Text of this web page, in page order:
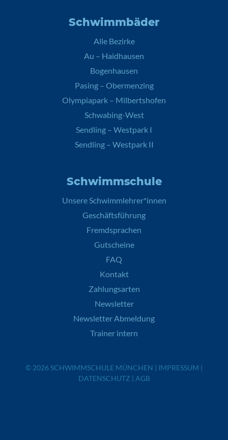
Schwimmbäder
Alle Bezirke
Au – Haidhausen
Bogenhausen
Pasing – Obermenzing
Olympiapark – Milbertshofen
Schwabing-West
Sendling – Westpark I
Sendling – Westpark II
Schwimmschule
Unsere Schwimmlehrer*innen
Geschäftsführung
Fremdsprachen
Gutscheine
FAQ
Kontakt
Zahlungsarten
Newsletter
Newsletter Abmeldung
Trainer intern
© 2026 SCHWIMMSCHULE MÜNCHEN | IMPRESSUM |
DATENSCHUTZ | AGB